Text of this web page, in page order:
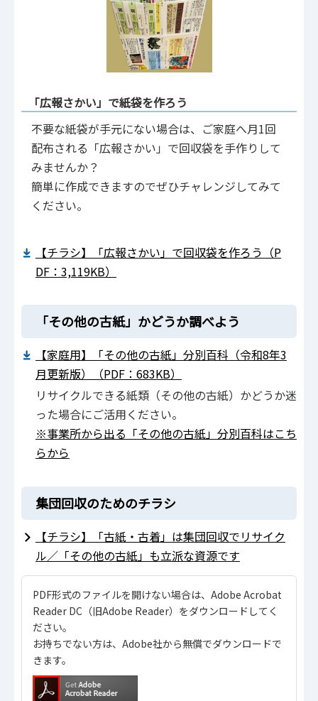
「広報さかい」で紙袋を作ろう
不要な紙袋が手元にない場合は、ご家庭へ月1回
配布される「広報さかい」で回収袋を手作りして
みませんか？
簡単に作成できますのでぜひチャレンジしてみて
ください。
【チラシ】「広報さかい」で回収袋を作ろう（P
DF：3,119KB）
「その他の古紙」かどうか調べよう
【家庭用】「その他の古紙」分別百科（令和8年3
月更新版）（PDF：683KB）
リサイクルできる紙類（その他の古紙）かどうか迷
った場合にご活用ください。
※事業所から出る「その他の古紙」分別百科はこち
らから
集団回収のためのチラシ
【チラシ】「古紙・古着」は集団回収でリサイク
ル／「その他の古紙」も立派な資源です
PDF形式のファイルを開けない場合は、Adobe Acrobat
Reader DC（旧Adobe Reader）をダウンロードしてく
ださい。
お持ちでない方は、Adobe社から無償でダウンロードで
きます。